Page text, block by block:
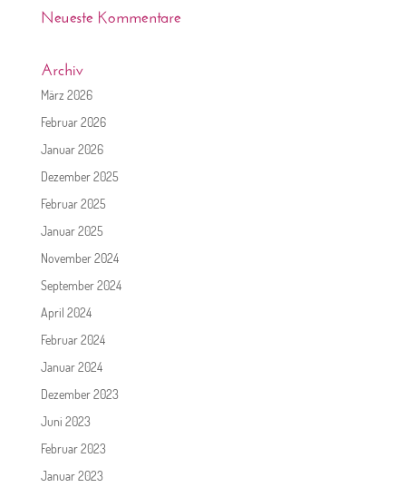
Neueste Kommentare
Archiv
März 2026
Februar 2026
Januar 2026
Dezember 2025
Februar 2025
Januar 2025
November 2024
September 2024
April 2024
Februar 2024
Januar 2024
Dezember 2023
Juni 2023
Februar 2023
Januar 2023